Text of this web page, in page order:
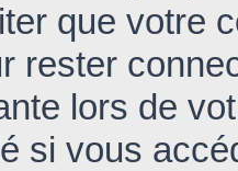
que votre
rester
lors de
si vous